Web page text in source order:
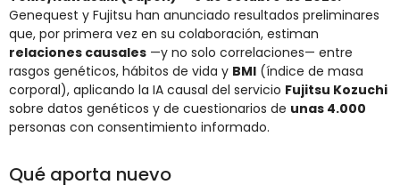
Genequest y Fujitsu han anunciado resultados preliminares
que, por primera vez en su colaboración, estiman
relaciones causales —y no solo correlaciones— entre
rasgos genéticos, hábitos de vida y BMI (índice de masa
corporal), aplicando la IA causal del servicio Fujitsu Kozuchi
sobre datos genéticos y de cuestionarios de unas 4.000
personas con consentimiento informado.
Qué aporta nuevo